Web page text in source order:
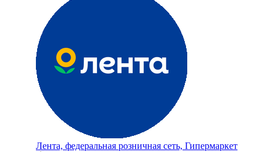
Лента, федеральная розничная сеть, Гипермаркет